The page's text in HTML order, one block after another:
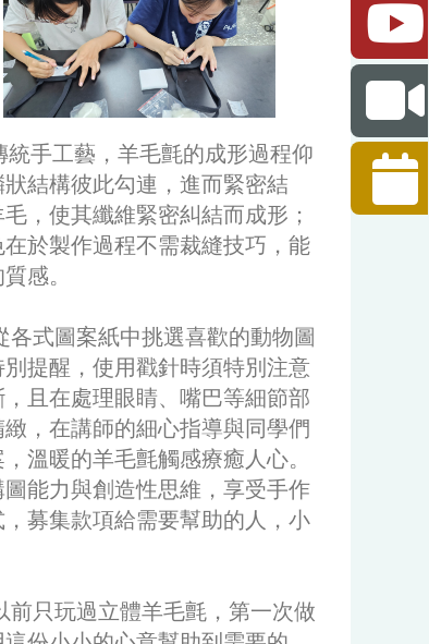
手工藝，羊毛氈的成形過程仰
結構彼此勾連，進而緊密結
，使其纖維緊密糾結而成形；
於製作過程不需裁縫技巧，能
感。
式圖案紙中挑選喜歡的動物圖
提醒，使用戳針時須特別注意
且在處理眼睛、嘴巴等細節部
，在講師的細心指導與同學們
溫暖的羊毛氈觸感療癒人心。
能力與創造性思維，享受手作
募集款項給需要幫助的人，小
只玩過立體羊毛氈，第一次做